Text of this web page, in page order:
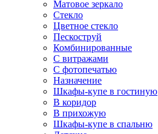
Матовое зеркало
Стекло
Цветное стекло
Пескоструй
Комбинированные
С витражами
С фотопечатью
Назначение
Шкафы-купе в гостиную
В коридор
В прихожую
Шкафы-купе в спальню